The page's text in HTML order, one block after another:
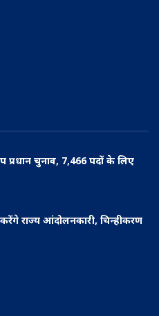
प्रधान चुनाव, 7,466 पदों के लिए
राज्य आंदोलनकारी, चिन्हीकरण